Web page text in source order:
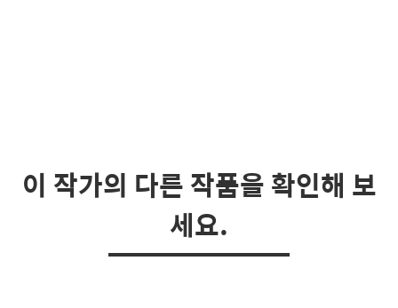
이 작가의 다른 작품을 확인해 보
세요.